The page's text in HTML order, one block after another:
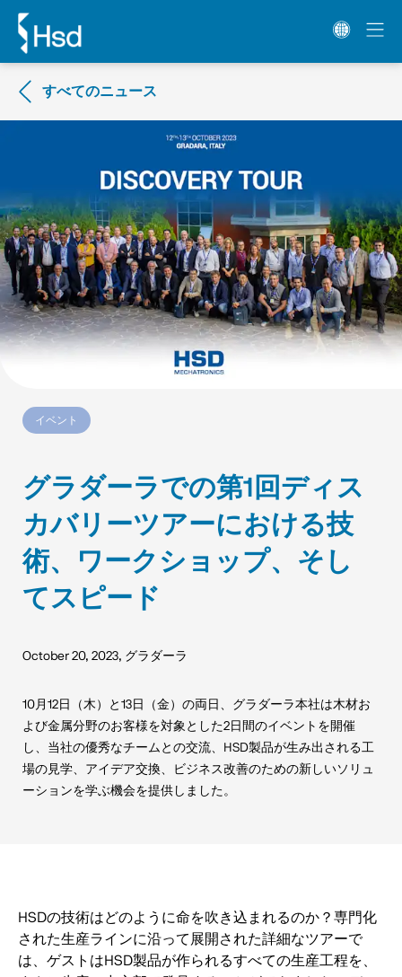
すべてのニュース
イベント
グラダーラでの第1回ディス
カバリーツアーにおける技
術、ワークショップ、そし
てスピード
October 20, 2023, グラダーラ
10月12日（木）と13日（金）の両日、グラダーラ本社は木材お
よび金属分野のお客様を対象とした2日間のイベントを開催
し、当社の優秀なチームとの交流、HSD製品が生み出される工
場の見学、アイデア交換、ビジネス改善のための新しいソリュ
ーションを学ぶ機会を提供しました。
HSDの技術はどのように命を吹き込まれるのか？専門化
された生産ラインに沿って展開された詳細なツアーで
は、ゲストはHSD製品が作られるすべての生産工程を、